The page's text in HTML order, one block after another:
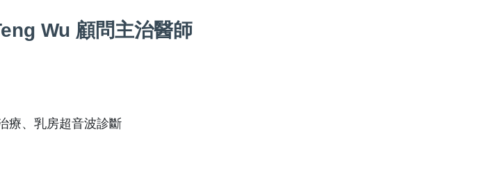
Wu 顧問主治醫師
療、乳房超音波診斷